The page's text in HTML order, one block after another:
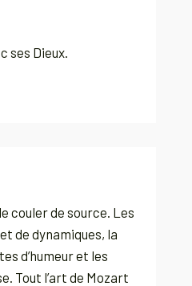
ses Dieux.
couler de source. Les
de dynamiques, la
d’humeur et les
Tout l’art de Mozart